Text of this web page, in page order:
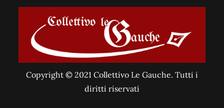
Copyright © 2021 Collettivo Le Gauche. Tutti i
diritti riservati